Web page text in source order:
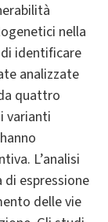
nella
di identificare
analizzate
quattro
varianti
L’analisi
espressione
delle vie